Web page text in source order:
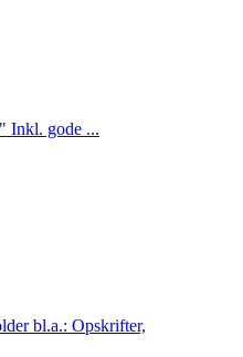
Inkl. gode ...
bl.a.: Opskrifter,